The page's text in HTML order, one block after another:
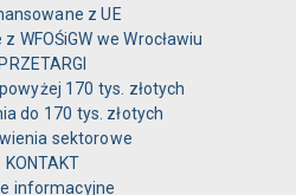
z UE
WFOŚiGW we Wrocławiu
PRZETARGI
170 tys. złotych
do 170 tys. złotych
sektorowe
KONTAKT
informacyjne